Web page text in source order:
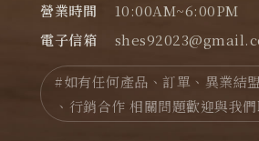
營業時間
10:00AM~6:00PM
電子信箱
#如有任何產品、訂單、異業結
、行銷合作 相關問題歡迎與我